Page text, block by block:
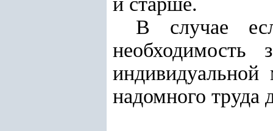
В случае
индивидуальной
надомного труда